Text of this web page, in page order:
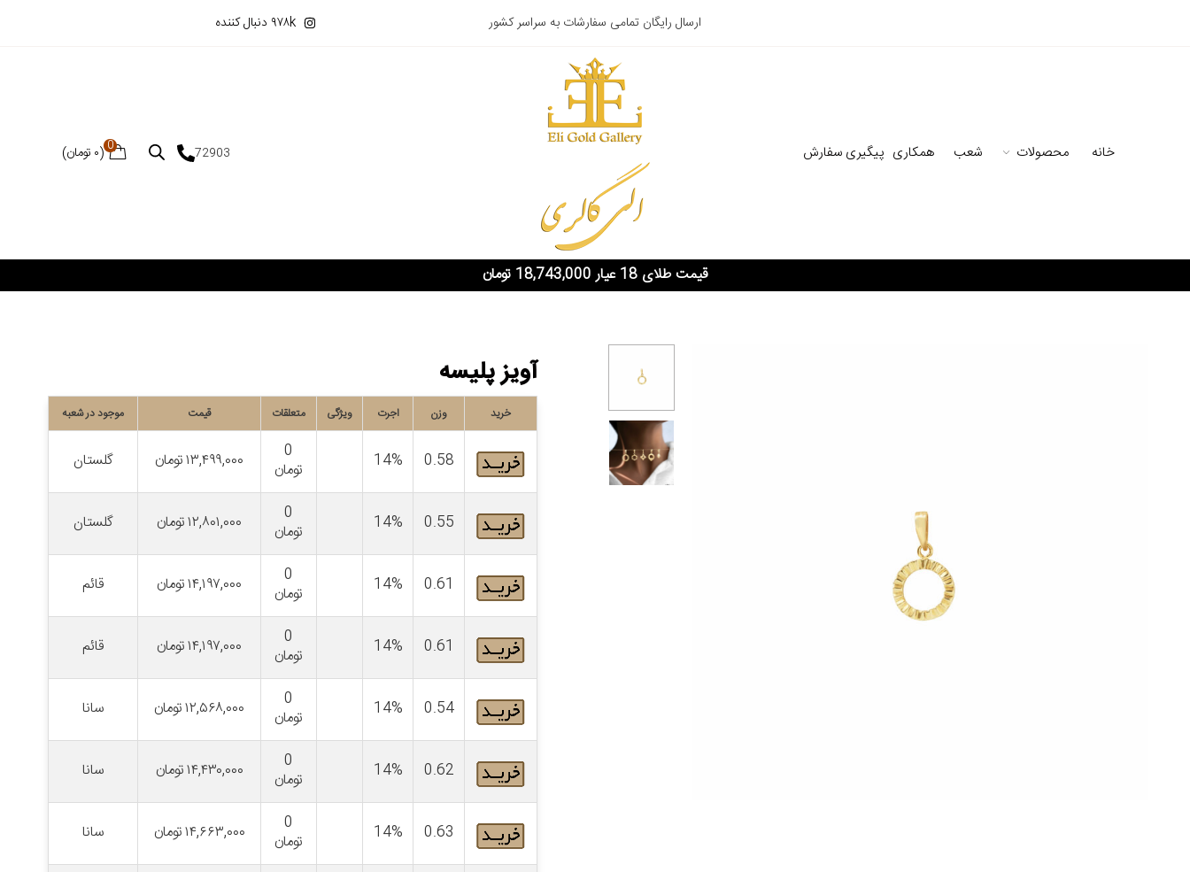
ارسال رایگان تمامی سفارشات به سراسر کشور ۹۷۸k دنبال کننده
خانه محصولات شعب همکاری پیگیری سفارش 72903
0
(۰ تومان)
قیمت طلای 18 عیار 18,743,000 تومان
آویز پلیسه
خرید وزن اجرت ویژگی متعلقات قیمت موجود در شعبه
0.58
14%
0
تومان
۱۳,۴۹۹,۰۰۰تومان گلستان
0.55
14%
0
تومان
۱۲,۸۰۱,۰۰۰تومان گلستان
0.61
14%
0
تومان
۱۴,۱۹۷,۰۰۰تومان قائم
0.61
14%
0
تومان
۱۴,۱۹۷,۰۰۰تومان قائم
0.54
14%
0
تومان
۱۲,۵۶۸,۰۰۰تومان سانا
0.62
14%
0
تومان
۱۴,۴۳۰,۰۰۰تومان سانا
0.63
14%
0
تومان
۱۴,۶۶۳,۰۰۰تومان سانا